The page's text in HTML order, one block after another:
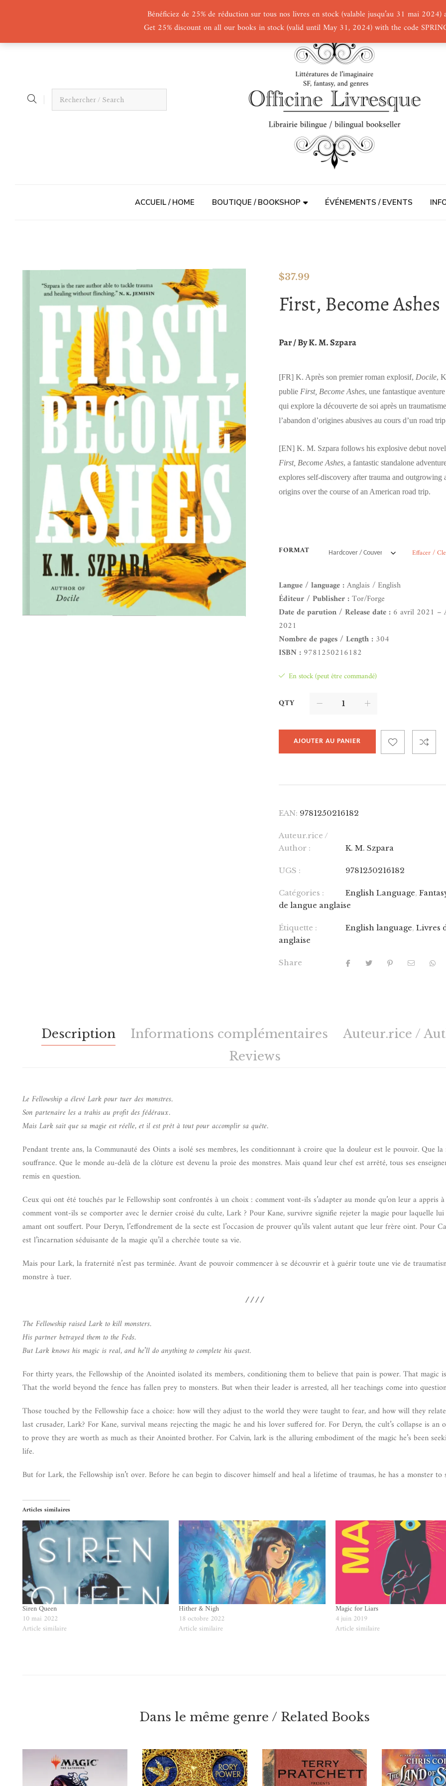
Bénéficiez de 25% de réduction sur tous nos livres en stock (valable jusqu’au 31 mai 2024)
Get 25% discount on all our books in stock (valid until May 31, 2024) with the code
ACCUEIL / HOME BOUTIQUE / BOOKSHOP ÉVÉNEMENTS / EVENTS
$37.99
First, Become Ashes
Par / By K. M. Szpara
[FR]K. Après son premier roman explosif, Docile,
publie First, Become Ashes, une fantastique
qui explore la découverte de soi après un
l’abandon d’origines abusives au cours d’un road
[EN]K. M. Szpara follows his explosive debut novel
First, Become Ashes, a fantastic standalone
explores self-discovery after trauma and outgrowing
origins over the course of an American road trip.
FORMAT Effacer /
Langue / language :Anglais / English
Éditeur / Publisher :Tor/Forge
Date de parution / Release date : 6 avril 2021 –
2021
Nombre de pages / Length : 304
ISBN : 9781250216182
En stock (peut être commandé)
QTY
AJOUTER AU PANIER
EAN: 9781250216182
Auteur.rice /
Author :
K. M. Szpara
UGS : 9781250216182
Catégories : English Language,
de langue anglaise
Étiquette : English language,Livres
anglaise
Share
Description Informations complémentaires
Auteur.rice /
Reviews
Le Fellowship a élevé Lark pour tuer des monstres.
Son partenaire les a trahis au profit des fédéraux.
Mais Lark sait que sa magie est réelle, et il est prêt à tout pour accomplir sa quête.
Pendant trente ans, la Communauté des Oints a isolé ses membres, les conditionnant à croire que la douleur est le pouvoir. Que la
souffrance. Que le monde au-delà de la clôture est devenu la proie des monstres. Mais quand leur chef est arrêté, tous ses
remis en question.
Ceux qui ont été touchés par le Fellowship sont confrontés à un choix : comment vont-ils s’adapter au monde qu’on leur a appris
comment vont-ils se comporter avec le dernier croisé du culte, Lark ? Pour Kane, survivre signifie rejeter la magie pour laquelle
amant ont souffert. Pour Deryn, l’effondrement de la secte est l’occasion de prouver qu’ils valent autant que leur frère oint. Pour
est l’incarnation séduisante de la magie qu’il a cherchée toute sa vie.
Mais pour Lark, la fraternité n’est pas terminée. Avant de pouvoir commencer à se découvrir et à guérir toute une vie de
monstre à tuer.
////
The Fellowship raised Lark to kill monsters.
His partner betrayed them to the Feds.
But Lark knows his magic is real, and he’ll do anything to complete his quest.
For thirty years, the Fellowship of the Anointed isolated its members, conditioning them to believe that pain is power. That magic
That the world beyond the fence has fallen prey to monsters. But when their leader is arrested, all her teachings come into
Those touched by the Fellowship face a choice: how will they adjust to the world they were taught to fear, and how will they
last crusader, Lark? For Kane, survival means rejecting the magic he and his lover suffered for. For Deryn, the cult’s collapse is an
to prove they are worth as much as their Anointed brother. For Calvin, lark is the alluring embodiment of the magic he’s been
life.
But for Lark, the Fellowship isn’t over. Before he can begin to discover himself and heal a lifetime of traumas, he has a monster to
Articles similaires
Siren Queen
10 mai 2022
Article similaire
Hither & Nigh
18 octobre 2022
Article similaire
Magic for Liars
4 juin 2019
Article similaire
Dans le même genre / Related Books